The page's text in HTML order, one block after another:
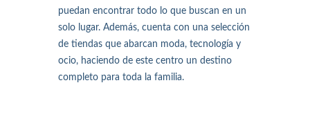
puedan encontrar todo lo que buscan en un
solo lugar. Además, cuenta con una selección
de tiendas que abarcan moda, tecnología y
ocio, haciendo de este centro un destino
completo para toda la familia.